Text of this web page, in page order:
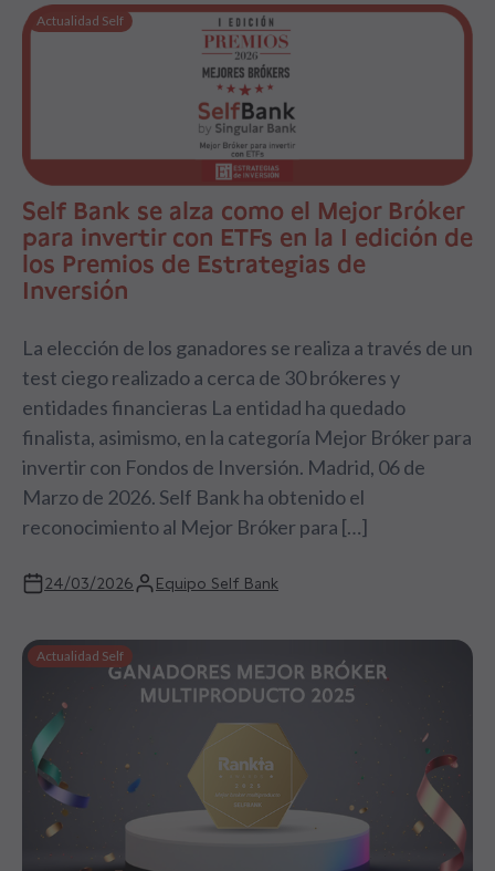
Actualidad Self
Self Bank se alza como el Mejor Bróker
para invertir con ETFs en la I edición de
los Premios de Estrategias de
Inversión
La elección de los ganadores se realiza a través de un
test ciego realizado a cerca de 30 brókeres y
entidades financieras La entidad ha quedado
finalista, asimismo, en la categoría Mejor Bróker para
invertir con Fondos de Inversión. Madrid, 06 de
Marzo de 2026. Self Bank ha obtenido el
reconocimiento al Mejor Bróker para […]
24/03/2026 Equipo Self Bank
Actualidad Self